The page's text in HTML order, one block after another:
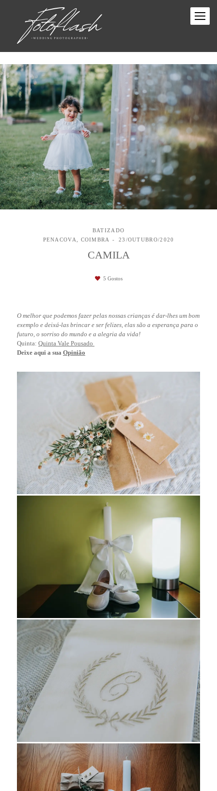
BATIZADO
PENACOVA, COIMBRA
23/OUTUBRO/2020
CAMILA
5 Gostos
O melhor que podemos fazer pelas nossas crianças é dar-lhes um bom
exemplo e deixá-las brincar e ser felizes, elas são a esperança para o
futuro, o sorriso do mundo e a alegria da vida!
Quinta: Quinta Vale Pousado
Deixe aqui a sua Opinião